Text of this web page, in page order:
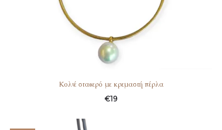
Kολιέ σταθερό με κρεμαστή πέρλα
€19